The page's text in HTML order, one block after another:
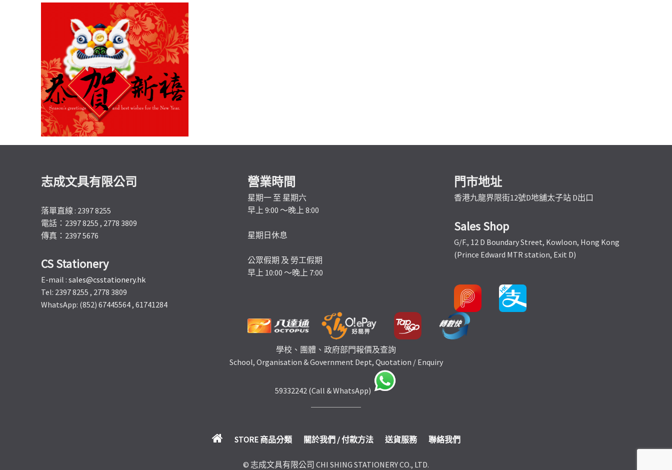
志成文具有限公司
落單直線 : 2397 8255
電話：2397 8255 , 2778 3809
傳真：2397 5676
CS Stationery
E-mail : sales@csstationery.hk
Tel: 2397 8255 , 2778 3809
WhatsApp: (852) 67445564 , 61741284
營業時間
星期一 至 星期六
早上 9:00 ～晚上 8:00
星期日休息
公眾假期 及 勞工假期
早上 10:00 ～晚上 7:00
門市地址
香港九龍界限街12號D地舖太子站 D出口
Sales Shop
G/F., 12 D Boundary Street, Kowloon, Hong Kong
(Prince Edward MTR station, Exit D)
學校、團體、政府部門報價及查詢
School, Organisation & Government Dept, Quotation / Enquiry
59332242 (Call & WhatsApp)
STORE 商品分類 關於我們 / 付款方法 送貨服務 聯絡我們
© 志成文具有限公司 CHI SHING STATIONERY CO., LTD.